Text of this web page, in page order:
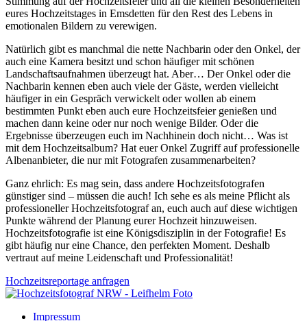
eures Hochzeitstages in Emsdetten für den Rest des Lebens in
emotionalen Bildern zu verewigen.
Natürlich gibt es manchmal die nette Nachbarin oder den Onkel, der
auch eine Kamera besitzt und schon häufiger mit schönen
Landschaftsaufnahmen überzeugt hat. Aber… Der Onkel oder die
Nachbarin kennen eben auch viele der Gäste, werden vielleicht
häufiger in ein Gespräch verwickelt oder wollen ab einem
bestimmten Punkt eben auch eure Hochzeitsfeier genießen und
machen dann keine oder nur noch wenige Bilder. Oder die
Ergebnisse überzeugen euch im Nachhinein doch nicht… Was ist
mit dem Hochzeitsalbum? Hat euer Onkel Zugriff auf professionelle
Albenanbieter, die nur mit Fotografen zusammenarbeiten?
Ganz ehrlich: Es mag sein, dass andere Hochzeitsfotografen
günstiger sind – müssen die auch! Ich sehe es als meine Pflicht als
professioneller Hochzeitsfotograf an, euch auch auf diese wichtigen
Punkte während der Planung eurer Hochzeit hinzuweisen.
Hochzeitsfotografie ist eine Königsdisziplin in der Fotografie! Es
gibt häufig nur eine Chance, den perfekten Moment. Deshalb
vertraut auf meine Leidenschaft und Professionalität!
Hochzeitsreportage anfragen
Impressum